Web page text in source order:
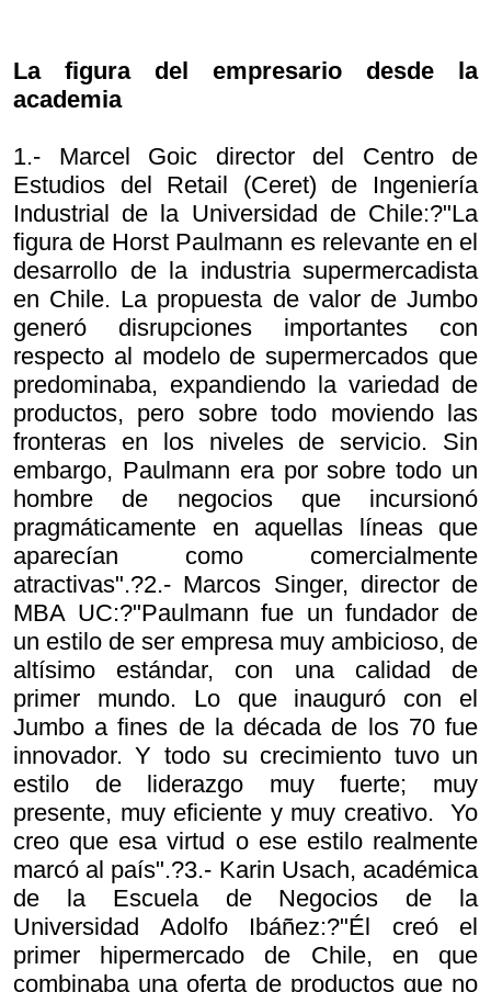
La figura del empresario desde la
academia
1.- Marcel Goic director del Centro de
Estudios del Retail (Ceret) de Ingeniería
Industrial de la Universidad de Chile:?"La
figura de Horst Paulmann es relevante en el
desarrollo de la industria supermercadista
en Chile. La propuesta de valor de Jumbo
generó disrupciones importantes con
respecto al modelo de supermercados que
predominaba, expandiendo la variedad de
productos, pero sobre todo moviendo las
fronteras en los niveles de servicio. Sin
embargo, Paulmann era por sobre todo un
hombre de negocios que incursionó
pragmáticamente en aquellas líneas que
aparecían como comercialmente
atractivas".?2.- Marcos Singer, director de
MBA UC:?"Paulmann fue un fundador de
un estilo de ser empresa muy ambicioso, de
altísimo estándar, con una calidad de
primer mundo. Lo que inauguró con el
Jumbo a fines de la década de los 70 fue
innovador. Y todo su crecimiento tuvo un
estilo de liderazgo muy fuerte; muy
presente, muy eficiente y muy creativo. Yo
creo que esa virtud o ese estilo realmente
marcó al país".?3.- Karin Usach, académica
de la Escuela de Negocios de la
Universidad Adolfo Ibáñez:?"Él creó el
primer hipermercado de Chile, en que
combinaba una oferta de productos que no